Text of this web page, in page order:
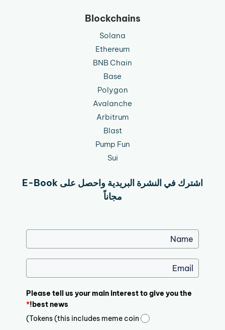
Blockchains
Solana
Ethereum
BNB Chain
Base
Polygon
Avalanche
Arbitrum
Blast
Pump Fun
Sui
اشترك في النشرة البريدية واحصل على E-Book
مجاناً
Please tell us your main interest to give you the
best news!
*
Tokens (this includes meme coin)